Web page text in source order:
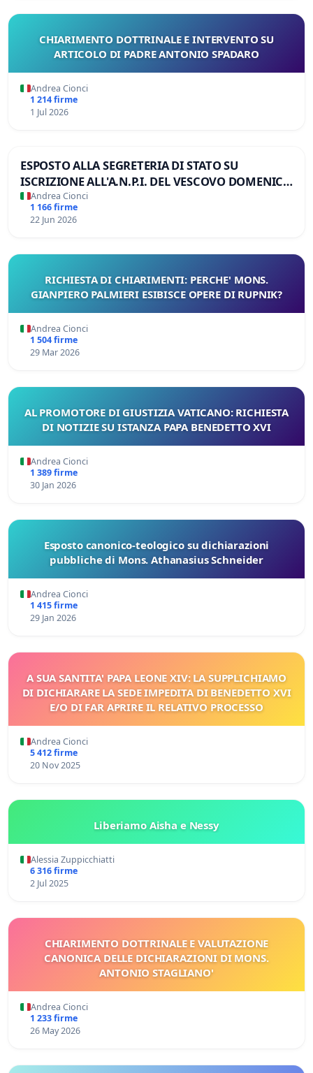
CHIARIMENTO DOTTRINALE E INTERVENTO SU
ARTICOLO DI PADRE ANTONIO SPADARO
Andrea Cionci
1 214 firme
1 Jul 2026
ESPOSTO ALLA SEGRETERIA DI STATO SU
ISCRIZIONE ALL'A.N.P.I. DEL VESCOVO DOMENICO
POMPILI
Andrea Cionci
1 166 firme
22 Jun 2026
RICHIESTA DI CHIARIMENTI: PERCHE' MONS.
GIANPIERO PALMIERI ESIBISCE OPERE DI RUPNIK?
Andrea Cionci
1 504 firme
29 Mar 2026
AL PROMOTORE DI GIUSTIZIA VATICANO: RICHIESTA
DI NOTIZIE SU ISTANZA PAPA BENEDETTO XVI
Andrea Cionci
1 389 firme
30 Jan 2026
Esposto canonico-teologico su dichiarazioni
pubbliche di Mons. Athanasius Schneider
Andrea Cionci
1 415 firme
29 Jan 2026
A SUA SANTITA' PAPA LEONE XIV: LA SUPPLICHIAMO
DI DICHIARARE LA SEDE IMPEDITA DI BENEDETTO XVI
E/O DI FAR APRIRE IL RELATIVO PROCESSO
Andrea Cionci
5 412 firme
20 Nov 2025
Liberiamo Aisha e Nessy
Alessia Zuppicchiatti
6 316 firme
2 Jul 2025
CHIARIMENTO DOTTRINALE E VALUTAZIONE
CANONICA DELLE DICHIARAZIONI DI MONS.
ANTONIO STAGLIANO'
Andrea Cionci
1 233 firme
26 May 2026